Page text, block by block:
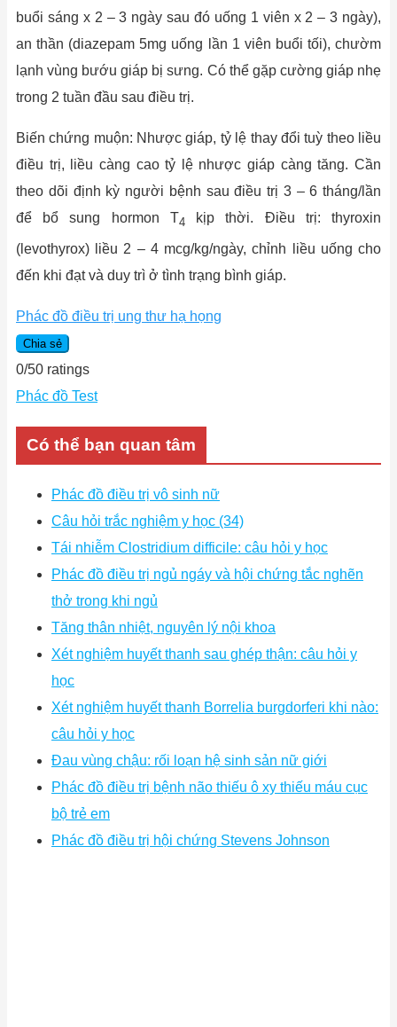
buổi sáng x 2 – 3 ngày sau đó uống 1 viên x 2 – 3 ngày),
an thần (diazepam 5mg uống lần 1 viên buổi tối), chườm
lạnh vùng bướu giáp bị sưng. Có thể gặp cường giáp nhẹ
trong 2 tuần đầu sau điều trị.
Biến chứng muộn: Nhược giáp, tỷ lệ thay đổi tuỳ theo liều
điều trị, liều càng cao tỷ lệ nhược giáp càng tăng. Cần
theo dõi định kỳ người bệnh sau điều trị 3 – 6 tháng/lần
để bổ sung hormon T4 kịp thời. Điều trị: thyroxin
(levothyrox) liều 2 – 4 mcg/kg/ngày, chỉnh liều uống cho
đến khi đạt và duy trì ở tình trạng bình giáp.
Phác đồ điều trị ung thư hạ họng
Chia sẻ
0/50 ratings
Phác đồ Test
Có thể bạn quan tâm
Phác đồ điều trị vô sinh nữ
Câu hỏi trắc nghiệm y học (34)
Tái nhiễm Clostridium difficile: câu hỏi y học
Phác đồ điều trị ngủ ngáy và hội chứng tắc nghẽn
thở trong khi ngủ
Tăng thân nhiệt, nguyên lý nội khoa
Xét nghiệm huyết thanh sau ghép thận: câu hỏi y
học
Xét nghiệm huyết thanh Borrelia burgdorferi khi nào:
câu hỏi y học
Đau vùng chậu: rối loạn hệ sinh sản nữ giới
Phác đồ điều trị bệnh não thiếu ô xy thiếu máu cục
bộ trẻ em
Phác đồ điều trị hội chứng Stevens Johnson